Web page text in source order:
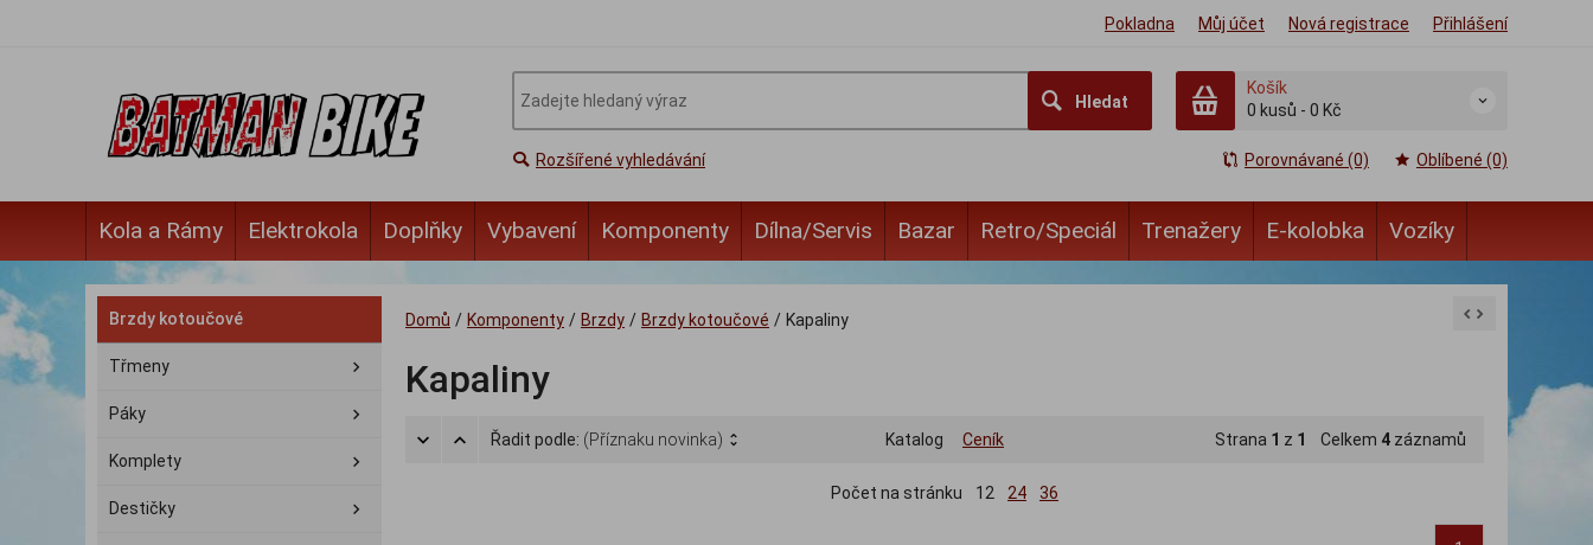
Pokladna Můj účet Nová registrace Přihlášení
Hledat
Košík
0 kusů - 0 Kč
Rozšířené vyhledávání Porovnávané (0) Oblíbené (0)
Kola a Rámy Elektrokola Doplňky Vybavení Komponenty Dílna/Servis Bazar Retro/Speciál Trenažery E-kolobka Vozíky
Brzdy kotoučové
Třmeny
Páky
Komplety
Destičky
Domů / Komponenty / Brzdy / Brzdy kotoučové / Kapaliny
Kapaliny
Řadit podle: (Příznaku novinka) Katalog Ceník Strana 1 z 1 Celkem 4 záznamů
Počet na stránku 12 24 36